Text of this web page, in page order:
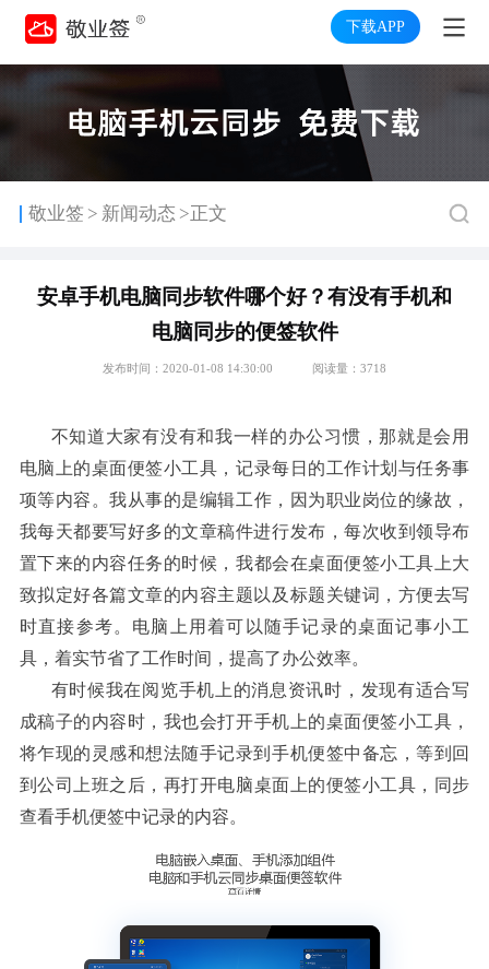
下载APP
敬业签 > 新闻动态 >正文
安卓手机电脑同步软件哪个好？有没有手机和
电脑同步的便签软件
发布时间：2020-01-08 14:30:00 阅读量：3718
不知道大家有没有和我一样的办公习惯 ，那就是会用
电脑上的桌面便签小工具 ， 记录每日的工作计划与任务事
项等内容。我从事的是编辑工作 ， 因为职业岗位的缘故 ，
我每天都要写好多的文章稿件进行发布 ，每次收到领导布
置下来的内容任务的时候 ， 我都会在桌面便签小工具上大
致拟定好各篇文章的内容主题以及标题关键词 ， 方便去写
时直接参考。 电脑上用着可以随手记录的桌面记事小工
具， 着实节省了工作时间 ， 提高了办公效率。
有时候我在阅览手机上的消息资讯时 ， 发现有适合写
成稿子的内容时 ， 我也会打开手机上的桌面便签小工具 ，
将乍现的灵感和想法随手记录到手机便签中备忘 ，等到回
到公司上班之后 ， 再打开电脑桌面上的便签小工具 ，
同步
查看手机便签中记录的内容。